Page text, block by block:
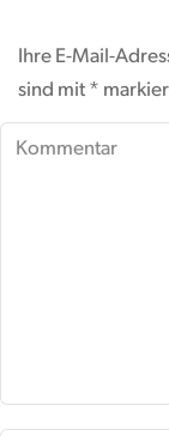
Ihre E-Mail-
sind mit*
Kommentar